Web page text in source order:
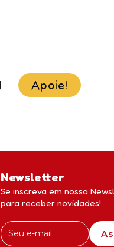
Apoie!
Newsletter
Se inscreva em nossa
para receber novidades!